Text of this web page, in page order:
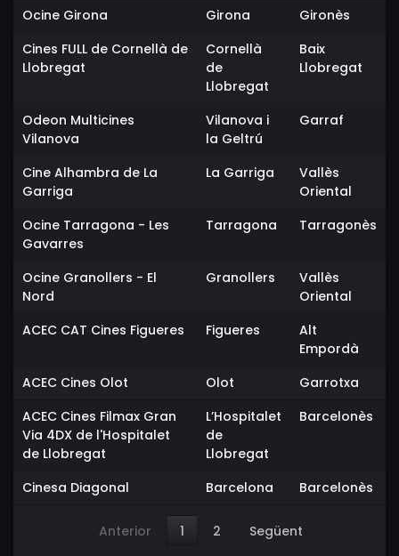
Ocine Girona
Girona
Gironès
Cines FULL de Cornellà de
Llobregat
Cornellà
de
Llobregat
Baix
Llobregat
Odeon Multicines
Vilanova
Vilanova i
la Geltrú
Garraf
Cine Alhambra de La
Garriga
La Garriga
Vallès
Oriental
Ocine Tarragona - Les
Gavarres
Tarragona Tarragonès
Ocine Granollers - El
Nord
Granollers
Vallès
Oriental
ACEC CAT Cines Figueres
Figueres
Alt
Empordà
ACEC Cines Olot
Olot
Garrotxa
ACEC Cines Filmax Gran
Via 4DX de l'Hospitalet
de Llobregat
L’Hospitalet
de
Llobregat
Barcelonès
Cinesa Diagonal Barcelona Barcelonès
Anterior 1 2
Següent